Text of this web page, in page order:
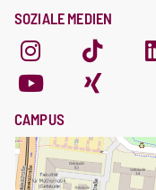
SOZIALE MEDIEN
CAMPUS